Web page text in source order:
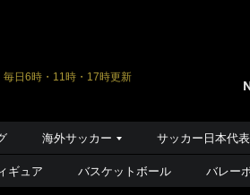
毎日6時・11時・17時更新
海外サッカー サッカー日本代表
ギュア バスケットボール バレー